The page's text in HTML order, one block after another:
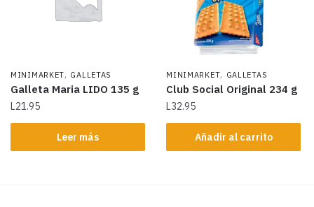
MINIMARKET, GALLETAS
Galleta Maria LIDO 135 g
L21.95
Leer más
MINIMARKET, GALLETAS
Club Social Original 234 g
L32.95
Añadir al carrito